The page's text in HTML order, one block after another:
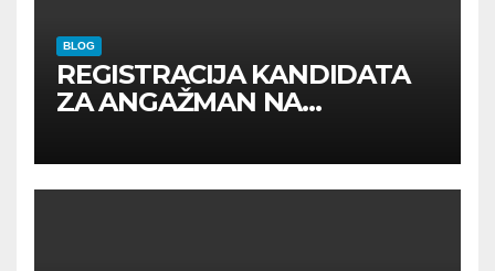
BLOG
REGISTRACIJA KANDIDATA
ZA ANGAŽMAN NA